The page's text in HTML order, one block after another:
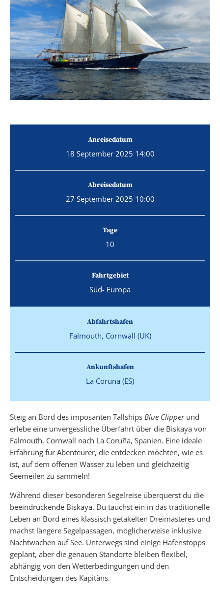
Anreisedatum
18 September 2025 14:00
Abreisedatum
27 September 2025 10:00
Tage
10
Fahrtgebiet
Süd- Europa
Abfahrtshafen
Falmouth, Cornwall (UK)
Ankunftshafen
La Coruna (ES)
Steig an Bord des imposanten Tallships Blue Clipperund
erlebe eine unvergessliche Überfahrt über die Biskaya von
Falmouth, Cornwall nach La Coruña, Spanien. Eine ideale
Erfahrung für Abenteurer, die entdecken möchten, wie es
ist, auf dem offenen Wasser zu leben und gleichzeitig
Seemeilen zu sammeln!
Während dieser besonderen Segelreise überquerst du die
beeindruckende Biskaya. Du tauchst ein in das traditionelle
Leben an Bord eines klassisch getakelten Dreimasteres und
machst längere Segelpassagen, möglicherweise inklusive
Nachtwachen auf See. Unterwegs sind einige Hafenstopps
geplant, aber die genauen Standorte bleiben flexibel,
abhängig von den Wetterbedingungen und den
Entscheidungen des Kapitäns.